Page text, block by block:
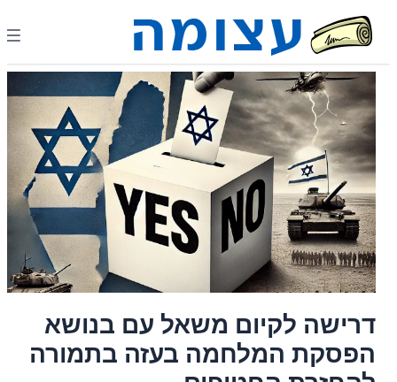
דרישה לקיום משאל עם בנושא
הפסקת המלחמה בעזה בתמורה